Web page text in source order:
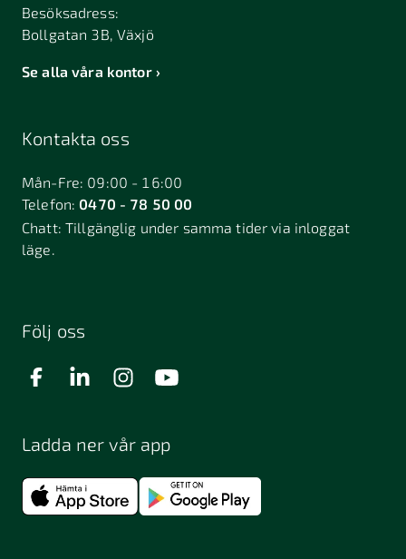
Besöksadress:
Bollgatan 3B, Växjö
Se alla våra kontor
Kontakta oss
Mån-Fre: 09:00 - 16:00
Telefon:0470 - 78 50 00
Chatt:Tillgänglig under samma tider via inloggat
läge.
Följ oss
Ladda ner vår app